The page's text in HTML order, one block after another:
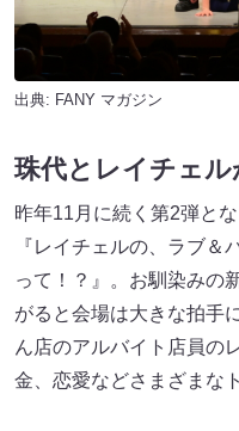
出典: FANY マガジン
珠代とレイチェ
昨年11月に続く第2弾と
『レイチェルの、ラブ＆
って！？』。お馴染みの
がると会場は大きな拍手
ん店のアルバイト店員の
金、恋愛などさまざまな